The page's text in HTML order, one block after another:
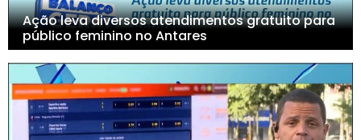
Ação leva diversos atendimentos gratuito para
público feminino no Antares